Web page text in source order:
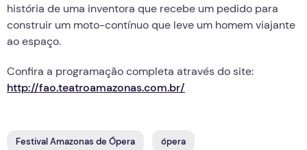
história de uma inventora que recebe um pedido para
construir um moto-contínuo que leve um homem viajante
ao espaço.
Confira a programação completa através do site:
http://fao.teatroamazonas.com.br/
Festival Amazonas de Ópera ópera